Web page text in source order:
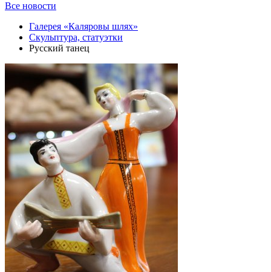
Все новости
Галерея «Каляровы шлях»
Скульптура, статуэтки
Русский танец